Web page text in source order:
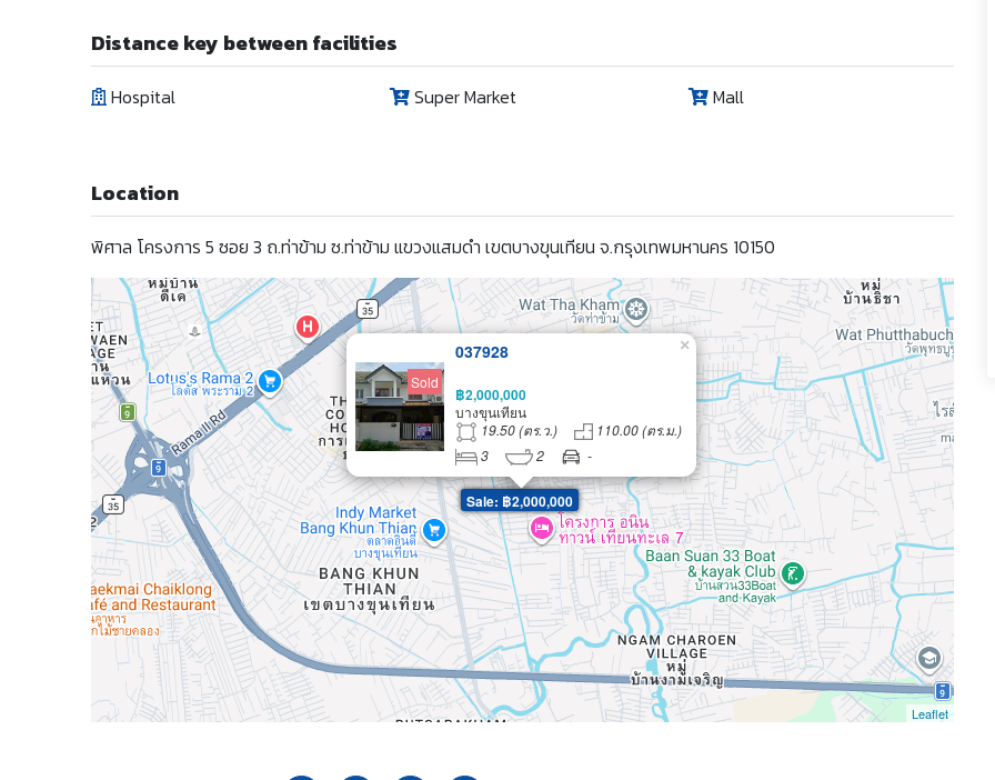
Distance key between facilities
Hospital Super Market Mall
Location
พิศาล โครงการ 5 ซอย 3 ถ.ท่าข้าม ซ.ท่าข้าม แขวงแสมดำ เขตบางขุนเทียน จ.กรุงเทพมหานคร 10150
Sale: ฿2,000,000
Sold
037928
฿2,000,000
บางขุนเทียน
19.50 (ตร.ว.)
110.00 (ตร.ม.)
3
2 -
×
Leaflet